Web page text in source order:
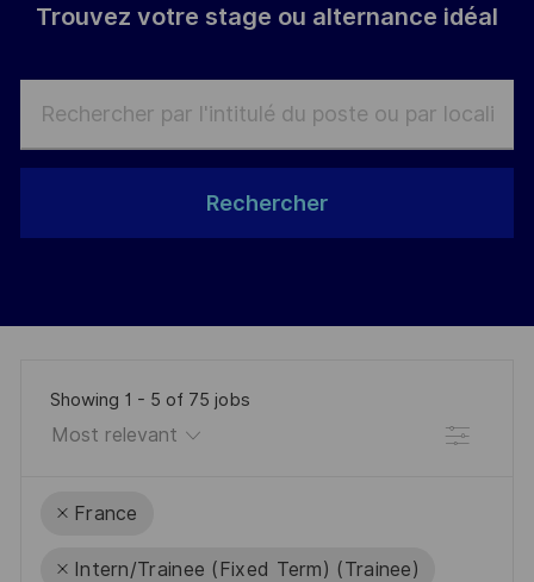
Trouvez votre stage ou alternance idéal
Rechercher
Showing 1 - 5 of 75 jobs
Filter
France
Intern/Trainee (Fixed Term) (Trainee)